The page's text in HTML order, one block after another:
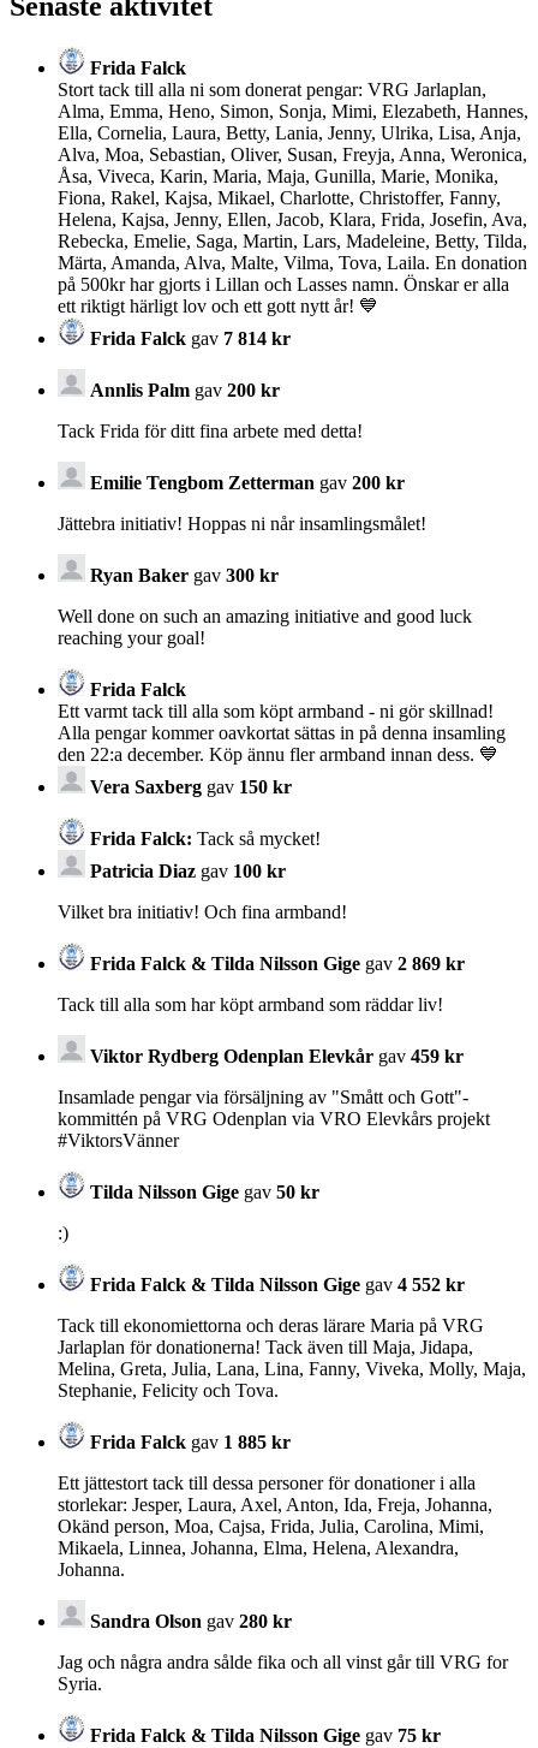
Frida Falck
Stort tack till alla ni som donerat pengar: VRG Jarlaplan,
Alma, Emma, Heno, Simon, Sonja, Mimi, Elezabeth, Hannes,
Ella, Cornelia, Laura, Betty, Lania, Jenny, Ulrika, Lisa, Anja,
Alva, Moa, Sebastian, Oliver, Susan, Freyja, Anna, Weronica,
Åsa, Viveca, Karin, Maria, Maja, Gunilla, Marie, Monika,
Fiona, Rakel, Kajsa, Mikael, Charlotte, Christoffer, Fanny,
Helena, Kajsa, Jenny, Ellen, Jacob, Klara, Frida, Josefin, Ava,
Rebecka, Emelie, Saga, Martin, Lars, Madeleine, Betty, Tilda,
Märta, Amanda, Alva, Malte, Vilma, Tova, Laila. En donation
på 500kr har gjorts i Lillan och Lasses namn. Önskar er alla
ett riktigt härligt lov och ett gott nytt år! 💙
Frida Falck gav 7 814 kr
Annlis Palm gav 200 kr
Tack Frida för ditt fina arbete med detta!
Emilie Tengbom Zetterman gav 200 kr
Jättebra initiativ! Hoppas ni når insamlingsmålet!
Ryan Baker gav 300 kr
Well done on such an amazing initiative and good luck
reaching your goal!
Frida Falck
Ett varmt tack till alla som köpt armband - ni gör skillnad!
Alla pengar kommer oavkortat sättas in på denna insamling
den 22:a december. Köp ännu fler armband innan dess. 💙
Vera Saxberg gav 150 kr
Frida Falck: Tack så mycket!
Patricia Diaz gav 100 kr
Vilket bra initiativ! Och fina armband!
Frida Falck & Tilda Nilsson Gige gav 2 869 kr
Tack till alla som har köpt armband som räddar liv!
Viktor Rydberg Odenplan Elevkår gav 459 kr
Insamlade pengar via försäljning av "Smått och Gott"-
kommittén på VRG Odenplan via VRO Elevkårs projekt
#ViktorsVänner
Tilda Nilsson Gige gav 50 kr
:)
Frida Falck & Tilda Nilsson Gige gav 4 552 kr
Tack till ekonomiettorna och deras lärare Maria på VRG
Jarlaplan för donationerna! Tack även till Maja, Jidapa,
Melina, Greta, Julia, Lana, Lina, Fanny, Viveka, Molly, Maja,
Stephanie, Felicity och Tova.
Frida Falck gav 1 885 kr
Ett jättestort tack till dessa personer för donationer i alla
storlekar: Jesper, Laura, Axel, Anton, Ida, Freja, Johanna,
Okänd person, Moa, Cajsa, Frida, Julia, Carolina, Mimi,
Mikaela, Linnea, Johanna, Elma, Helena, Alexandra,
Johanna.
Sandra Olson gav 280 kr
Jag och några andra sålde fika och all vinst går till VRG for
Syria.
Frida Falck & Tilda Nilsson Gige gav 75 kr